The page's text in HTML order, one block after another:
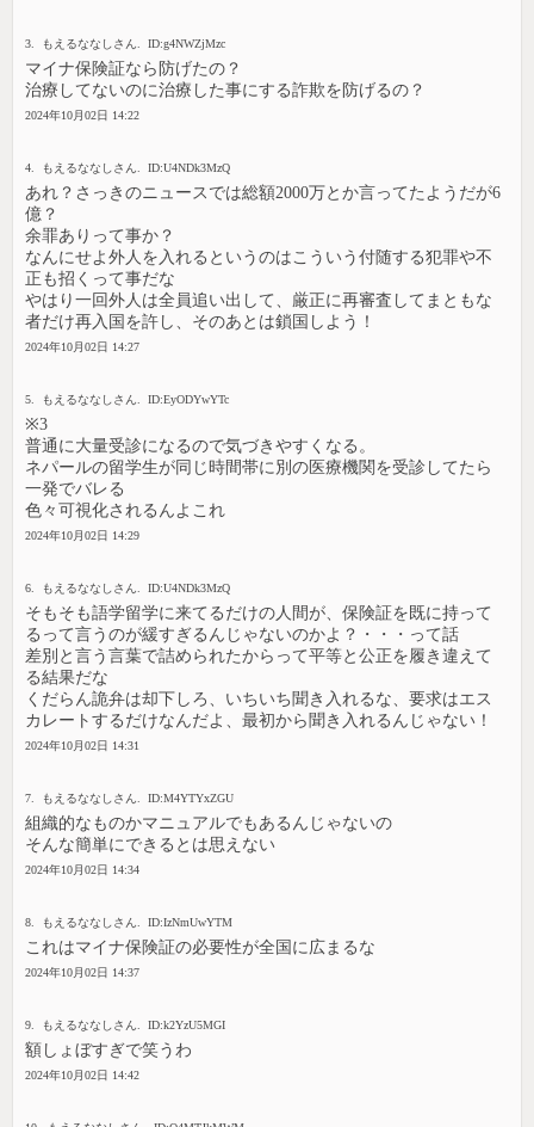
3. もえるななしさん. ID:g4NWZjMzc
マイナ保険証なら防げたの？
治療してないのに治療した事にする詐欺を防げるの？
2024年10月02日 14:22
4. もえるななしさん. ID:U4NDk3MzQ
あれ？さっきのニュースでは総額2000万とか言ってたようだが6
億？
余罪ありって事か？
なんにせよ外人を入れるというのはこういう付随する犯罪や不
正も招くって事だな
やはり一回外人は全員追い出して、厳正に再審査してまともな
者だけ再入国を許し、そのあとは鎖国しよう！
2024年10月02日 14:27
5. もえるななしさん. ID:EyODYwYTc
※3
普通に大量受診になるので気づきやすくなる。
ネパールの留学生が同じ時間帯に別の医療機関を受診してたら
一発でバレる
色々可視化されるんよこれ
2024年10月02日 14:29
6. もえるななしさん. ID:U4NDk3MzQ
そもそも語学留学に来てるだけの人間が、保険証を既に持って
るって言うのが緩すぎるんじゃないのかよ？・・・って話
差別と言う言葉で詰められたからって平等と公正を履き違えて
る結果だな
くだらん詭弁は却下しろ、いちいち聞き入れるな、要求はエス
カレートするだけなんだよ、最初から聞き入れるんじゃない！
2024年10月02日 14:31
7. もえるななしさん. ID:M4YTYxZGU
組織的なものかマニュアルでもあるんじゃないの
そんな簡単にできるとは思えない
2024年10月02日 14:34
8. もえるななしさん. ID:IzNmUwYTM
これはマイナ保険証の必要性が全国に広まるな
2024年10月02日 14:37
9. もえるななしさん. ID:k2YzU5MGI
額しょぼすぎで笑うわ
2024年10月02日 14:42